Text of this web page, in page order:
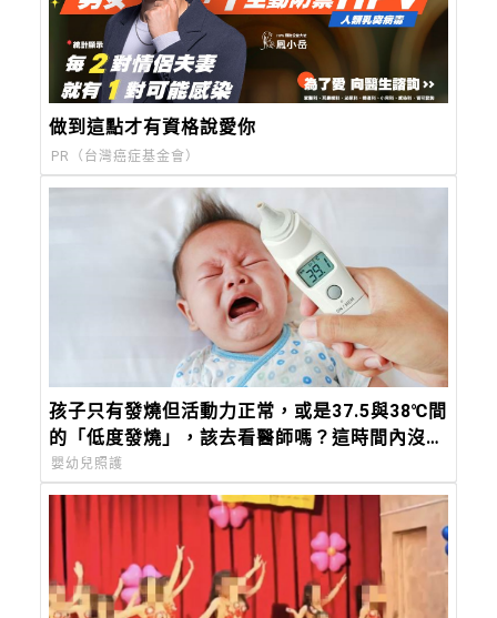
做到這點才有資格說愛你
PR（台灣癌症基金會）
孩子只有發燒但活動力正常，或是37.5與38℃間
的「低度發燒」，該去看醫師嗎？這時間內沒退
燒，必須就醫
嬰幼兒照護